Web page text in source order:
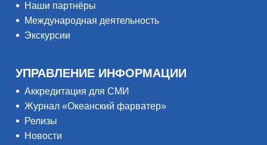
Наши партнёры
Международная деятельность
Экскурсии
УПРАВЛЕНИЕ ИНФОРМАЦИИ
Аккредитация для СМИ
Журнал «Океанский фарватер»
Релизы
Новости